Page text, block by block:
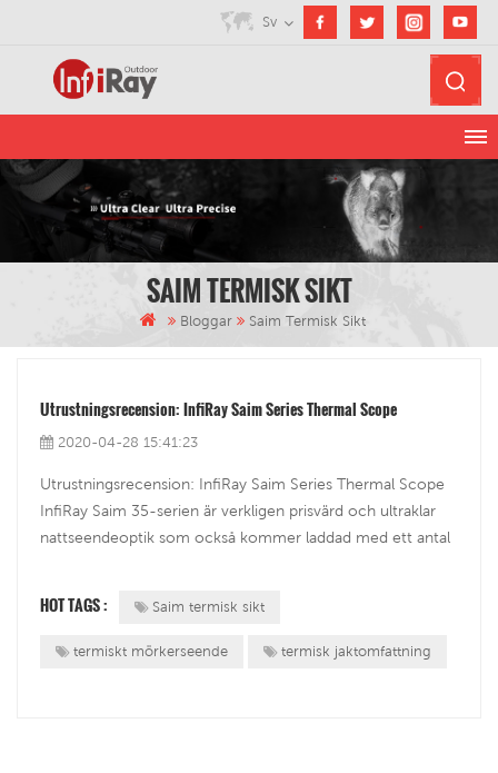
Sv
SAIM TERMISK SIKT
Bloggar Saim Termisk Sikt
Utrustningsrecension: InfiRay Saim Series Thermal Scope
2020-04-28 15:41:23
Utrustningsrecension: InfiRay Saim Series Thermal Scope
InfiRay Saim 35-serien är verkligen prisvärd och ultraklar
nattseendeoptik som också kommer laddad med ett antal
handkontrollen och in i...
HOT TAGS : Saim termisk sikt
termiskt mörkerseende termisk jaktomfattning